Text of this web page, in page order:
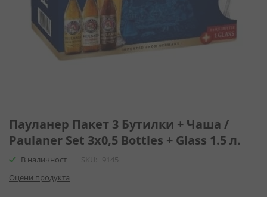
към
началото
на
галерия
снимки
Пауланер Пакет 3 Бутилки + Чаша /
Paulaner Set 3x0,5 Bottles + Glass 1.5 л.
В наличност SKU
9145
Оцени продукта